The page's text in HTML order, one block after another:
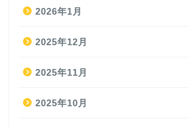
2026年1月
2025年12月
2025年11月
2025年10月